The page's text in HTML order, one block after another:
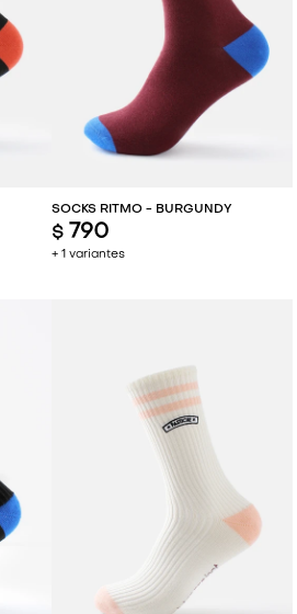
SOCKS RITMO - BURGUNDY
+ 1 variantes
$ 790